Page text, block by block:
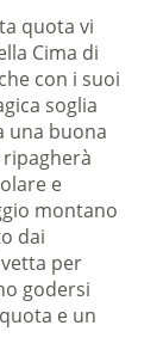
quota vi
Cima di
con i suoi
soglia
una buona
e
montano
dai
per
godersi
e un